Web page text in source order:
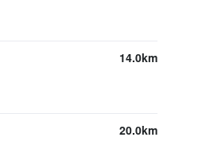
14.0km
20.0km